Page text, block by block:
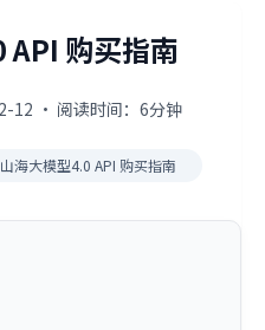
API 购买指南
12 · 阅读时间：6分钟
山海大模型4.0 API 购买指南